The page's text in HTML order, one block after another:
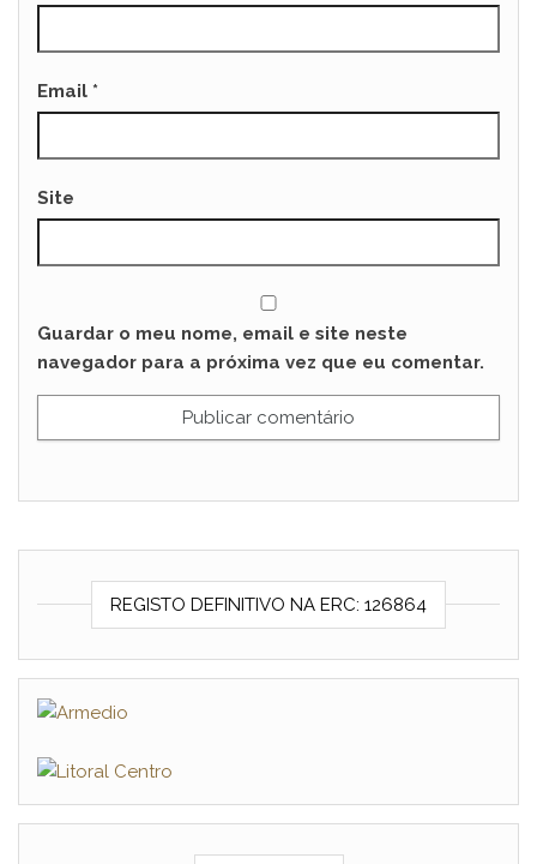
Email *
Site
Guardar o meu nome, email e site neste
navegador para a próxima vez que eu comentar.
REGISTO DEFINITIVO NA ERC: 126864